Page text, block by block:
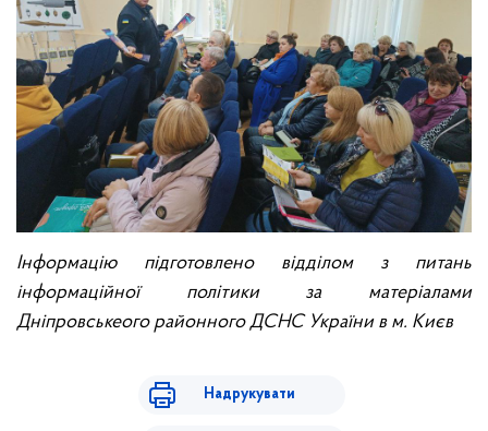
Інформацію підготовлено відділом з питань
інформаційної політики за матеріалами
Дніпровськеого районного ДСНС України в м. Києв
Надрукувати